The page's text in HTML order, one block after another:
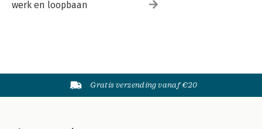
werk en loopbaan
Gratis verzending vanaf €20